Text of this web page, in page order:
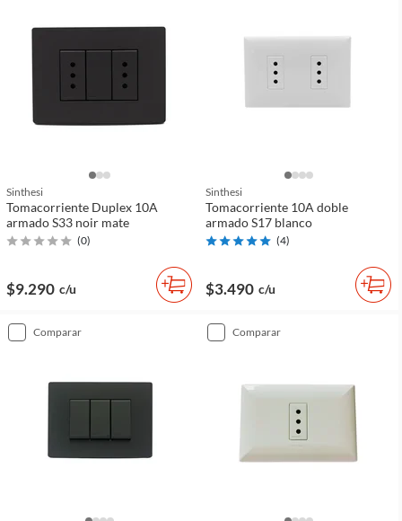
Sinthesi
Tomacorriente Duplex 10A
armado S33 noir mate
(0)
$9.290 c/u
Sinthesi
Tomacorriente 10A doble
armado S17 blanco
(4)
$3.490 c/u
comparar comparar